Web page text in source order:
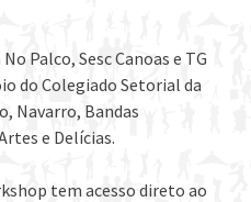
Palco, Sesc Canoas e TG
do Colegiado Setorial da
Navarro, Bandas
e Delícias.
tem acesso direto ao